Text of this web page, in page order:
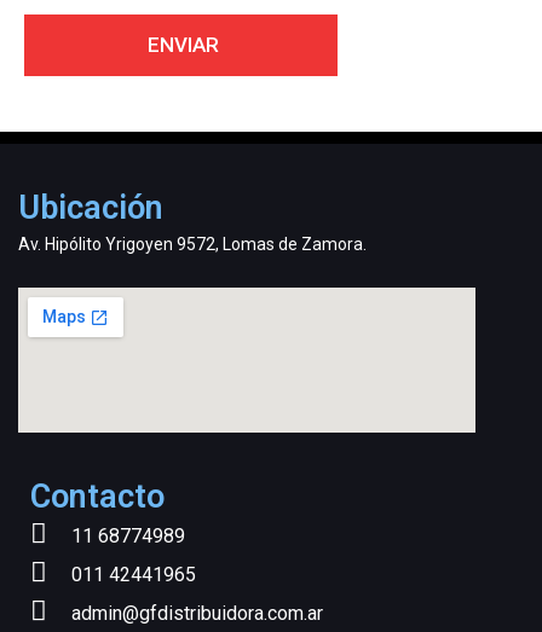
Ubicación
Av. Hipólito Yrigoyen 9572, Lomas de Zamora.
Contacto
11 68774989
011 42441965
admin@gfdistribuidora.com.ar